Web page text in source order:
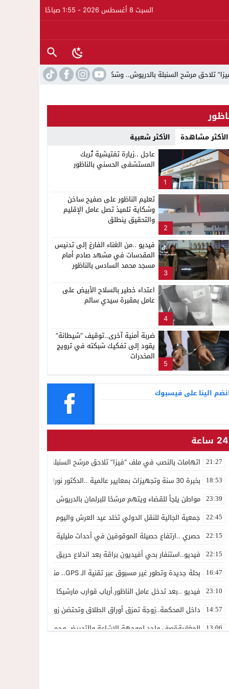
السبت 8 أغسطس 2026 - 1:55 صباحًا
بالدريوش.. وشكاية قضائية تفتح الباب أمام التحقيق 18:53
الأكثر مشاهدة الأكثر شعبية
1
عاجل ..زيارة تفتيشية تُربك
المستشفى الحسني بالناظور
2
تعليم الناظور على صفيح ساخن
وشكاية تلميذ تصل عامل الإقليم
والتحقيق ينطلق
3
فيديو ..من الغناء الفارغ إلى تدنيس
المقدسات في مشهد صادم أمام
مسجد محمد السادس بالناظور
4
اعتداء خطير بالسلاح الأبيض على
عامل بمقبرة سيدي سالم
5
ضربة أمنية آخرى..توقيف “شيطانة”
يقود إلى تفكيك شبكته في ترويج
المخدرات
الينا على فيسبوك
24 ساعة
21:27 اتهامات بالنصب في ملف “فيزا” تلاحق مرشح السنبلة بالدريوش..
18:53 بخبرة 30 سنة وتجهيزات بمعايير عالمية ..الدكتور نورالدين صبار يفتتح عيادته المتخصصة في جراحة العظام بالناظور
23:39 مواطن يلجأ للقضاء ويتهم مرشحًا للبرلمان بالدريوش بالاستيلاء على 22 مليون سنتيم
22:45 جمعية الجالية للنقل الدولي تخلد عيد العرش واليوم الوطني للمهاجر
22:15 حصري ..ارتفاع حصيلة الموقوفين في أحداث مليلية إلى 82 شخصًا وتحقيقات تقود إلى متابعات جنائية ثقيلة
22:15 فيديو..استنفار بحي أفيديون براقة بعد اندلاع حريق داخل ضيعة فلاحية
16:47 بحلة جديدة وتطور غير مسبوق عبر تقنية الـ GPS.. منصة “مرحباناظور” تعزز مكانتها كوجهة أولى لسكان إقليمي الناظور والدريوش
23:10 فيديو ..بعد تدخل عامل الناظور.أرباب قوارب مارشيكا يعلقون احتجاجهم
14:57 داخل المحكمة..زوجة تمزق أوراق الطلاق وتحتضن زوجها في لحظة
13:06 المغاربةةصف واحد لموجهة الإشاعة والتحريض وحملات التضليل